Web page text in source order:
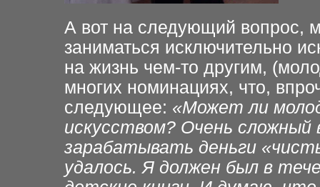
А вот на следующий вопрос,
заниматься исключительно
на жизнь чем-то другим,
многих номинациях, что,
следующее: «Может ли
искусством? Очень сложный
зарабатывать деньги
удалось. Я должен был в